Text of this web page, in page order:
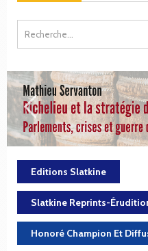
Editions Slatkine
Slatkine Reprints-
Honoré Champion Et